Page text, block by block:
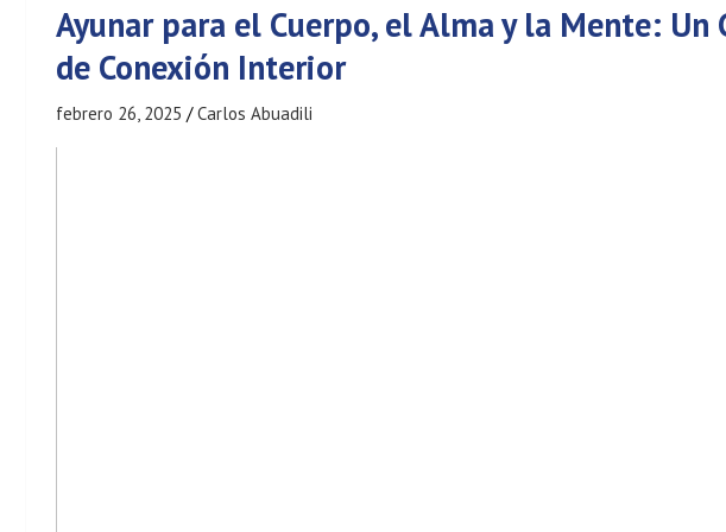
Ayunar para el Cuerpo, el Alma y la Mente: Un
de Conexión Interior
febrero 26, 2025 Carlos Abuadili